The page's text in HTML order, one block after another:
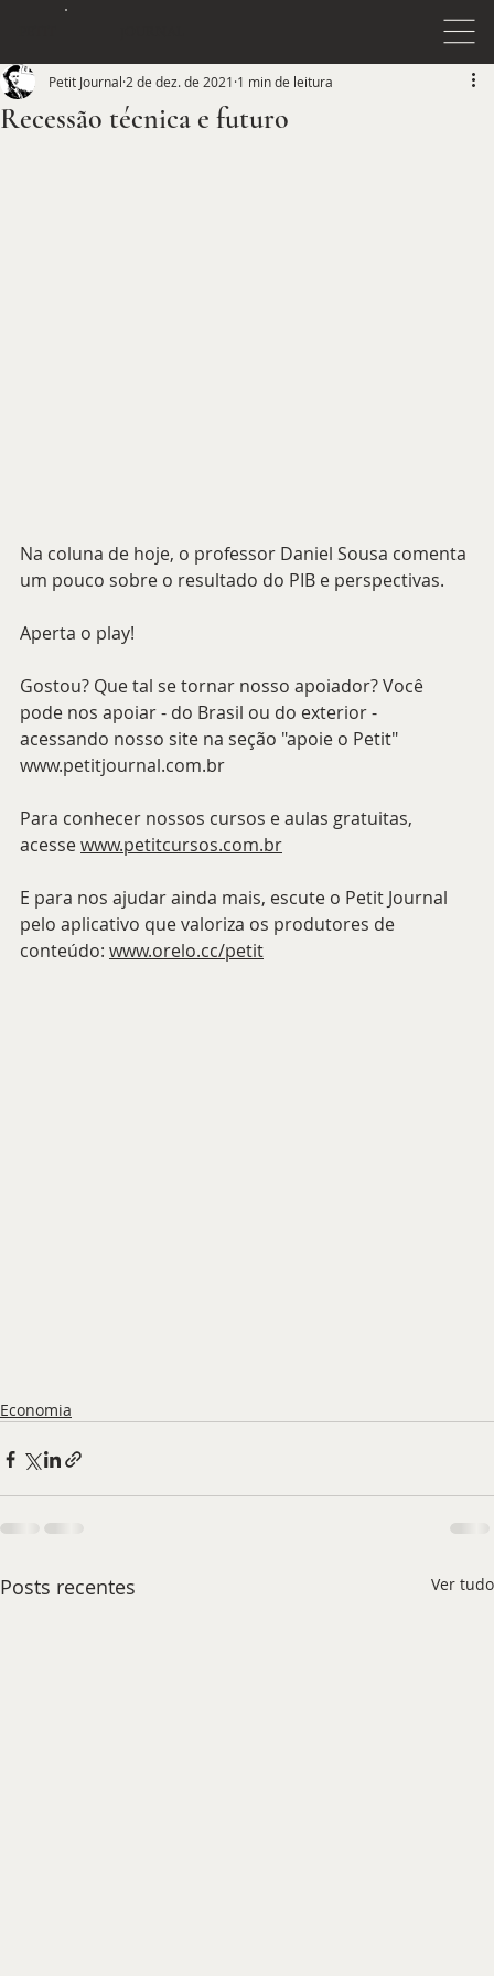
Recessão técnica e futuro
Petit Journal 2 de dez. de 2021 1 min de leitura
Na coluna de hoje, o professor Daniel Sousa comenta
um pouco sobre o resultado do PIB e perspectivas.
Aperta o play!
Gostou? Que tal se tornar nosso apoiador? Você
pode nos apoiar - do Brasil ou do exterior -
acessando nosso site na seção "apoie o Petit"
www.petitjournal.com.br
Para conhecer nossos cursos e aulas gratuitas,
acesse www.petitcursos.com.br
E para nos ajudar ainda mais, escute o Petit Journal
pelo aplicativo que valoriza os produtores de
conteúdo: www.orelo.cc/petit
Economia
Posts recentes Ver tudo